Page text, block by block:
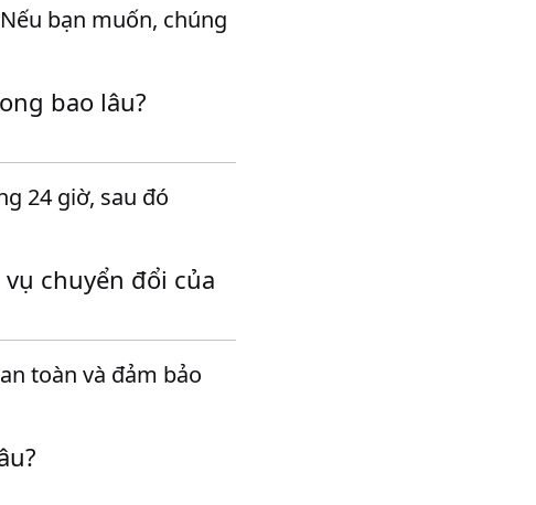
bạn muốn, chúng
bao lâu?
24 giờ, sau đó
chuyển đổi của
toàn và đảm bảo